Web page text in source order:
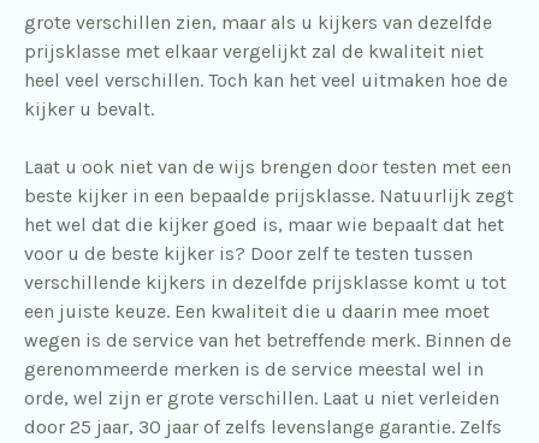
grote verschillen zien, maar als u kijkers van dezelfde
prijsklasse met elkaar vergelijkt zal de kwaliteit niet
heel veel verschillen. Toch kan het veel uitmaken hoe de
kijker u bevalt.
Laat u ook niet van de wijs brengen door testen met een
beste kijker in een bepaalde prijsklasse. Natuurlijk zegt
het wel dat die kijker goed is, maar wie bepaalt dat het
voor u de beste kijker is? Door zelf te testen tussen
verschillende kijkers in dezelfde prijsklasse komt u tot
een juiste keuze. Een kwaliteit die u daarin mee moet
wegen is de service van het betreffende merk. Binnen de
gerenommeerde merken is de service meestal wel in
orde, wel zijn er grote verschillen. Laat u niet verleiden
door 25 jaar, 30 jaar of zelfs levenslange garantie. Zelfs